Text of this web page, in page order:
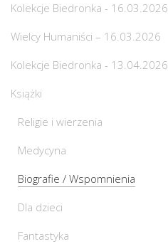
Kolekcje Biedronka - 16.03.2026
Wielcy Humaniści – 16.03.2026
Kolekcje Biedronka - 13.04.2026
Książki
Religie i wierzenia
Medycyna
Biografie / Wspomnienia
Dla dzieci
Fantastyka